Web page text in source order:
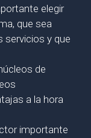
elegir
que sea
servicios y que
de
a la hora
importante